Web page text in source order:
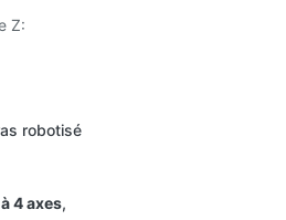
Z:
robotisé
4 axes,